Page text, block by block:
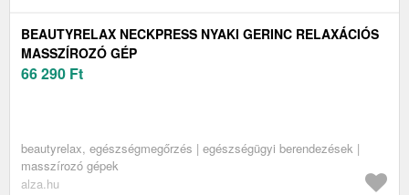
BEAUTYRELAX NECKPRESS NYAKI GERINC RELAXÁCIÓS
MASSZÍROZÓ GÉP
66 290 Ft
beautyrelax, egészségmegőrzés | egészségügyi berendezések |
masszírozó gépek
alza.hu